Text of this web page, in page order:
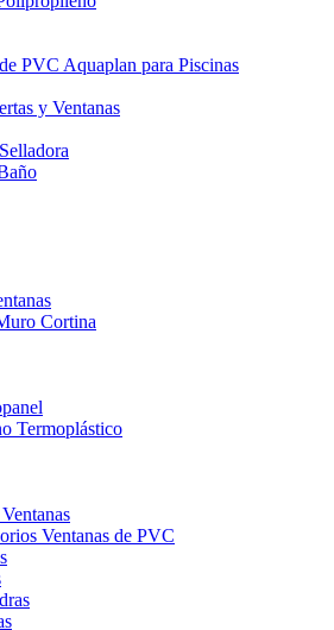
PVC Aquaplan para Piscinas
y Ventanas
Cortina
Termoplástico
Ventanas de PVC